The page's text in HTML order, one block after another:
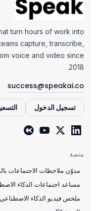
turn hours of work into
capture, transcribe,
voice and video since
2018.
success@speakai.co
تسجيل الدخول
منصة
مدوّن ملاحظات الاجتماعات
مساعد اجتماعات الذكاء
ملخص فيديو الذكاء الاصطناعي